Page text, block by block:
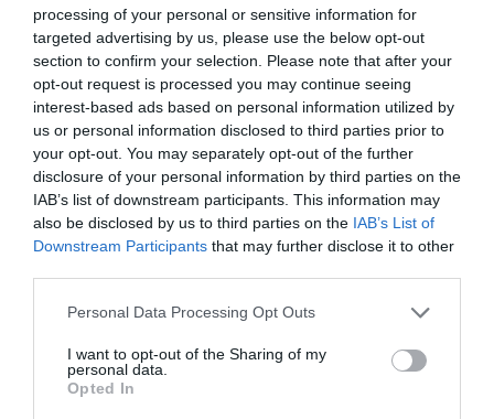
processing of your personal or sensitive information for
targeted advertising by us, please use the below opt-out
section to confirm your selection. Please note that after your
opt-out request is processed you may continue seeing
interest-based ads based on personal information utilized by
us or personal information disclosed to third parties prior to
your opt-out. You may separately opt-out of the further
disclosure of your personal information by third parties on the
IAB’s list of downstream participants. This information may
also be disclosed by us to third parties on the IAB’s List of
Downstream Participants that may further disclose it to other
Personal Data Processing Opt Outs
I want to opt-out of the Sharing of my
personal data.
Opted In